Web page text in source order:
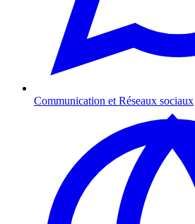
Communication et Réseaux sociaux